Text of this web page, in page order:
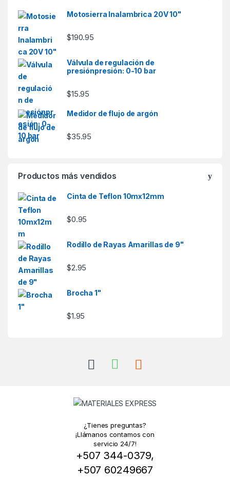
Motosierra Inalambrica 20V 10"
$190.95
Válvula de regulación de
presiónpresión: 0-10 bar
$15.95
Medidor de flujo de argón
$35.95
Productos más vendidos
Cinta de Teflon 10mx12mm
$0.95
Rodillo de Rayas Amarillas de 9"
$2.95
Brocha 1"
$1.95
¿Tienes preguntas?
¡Llámanos contamos con
servicio 24/7!
+507 344-0379,
+507 60249667